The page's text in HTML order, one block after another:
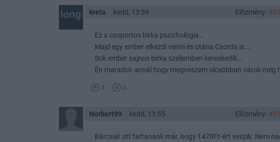
kreta kedd, 13:59 Előzmény:
Ez a csoportos birka pszichológia…
Majd egy ember elkezdi venni és utána Csorda is….
Sok ember sajnos birka szellemben kereskedik…
Én maradok annál hogy megveszem olcsóbban várok még
4 0
Norbert99 kedd, 13:55 Előzmény:
Bárcsak ott tartanánk már, hogy 1470Ft-ért veszik. Nem